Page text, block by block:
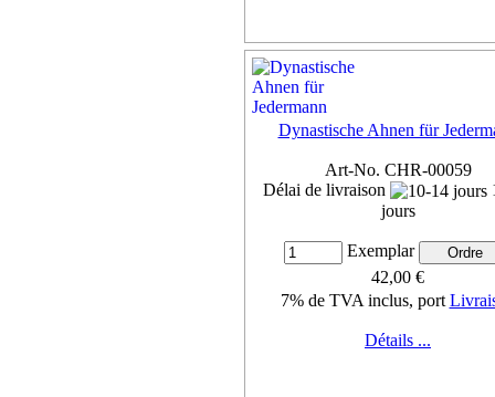
Dynastische Ahnen für
Art-No. CHR-00059
Délai de livraison
jours
Exemplar
42,00 €
7% de TVA inclus, port
Détails ...